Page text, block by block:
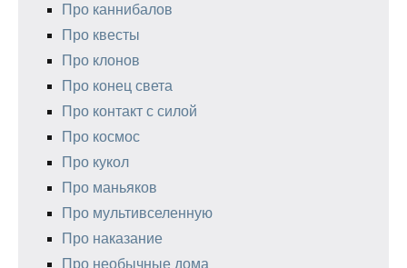
Про каннибалов
Про квесты
Про клонов
Про конец света
Про контакт с силой
Про космос
Про кукол
Про маньяков
Про мультивселенную
Про наказание
Про необычные дома